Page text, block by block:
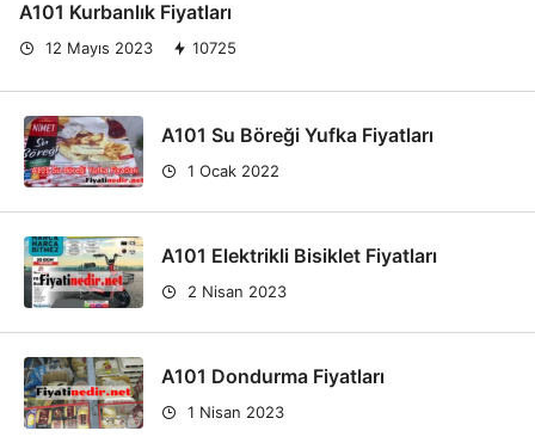
A101 Kurbanlık Fiyatları
12 Mayıs 2023 10725
A101 Su Böreği Yufka Fiyatları
1 Ocak 2022
A101 Elektrikli Bisiklet Fiyatları
2 Nisan 2023
A101 Dondurma Fiyatları
1 Nisan 2023